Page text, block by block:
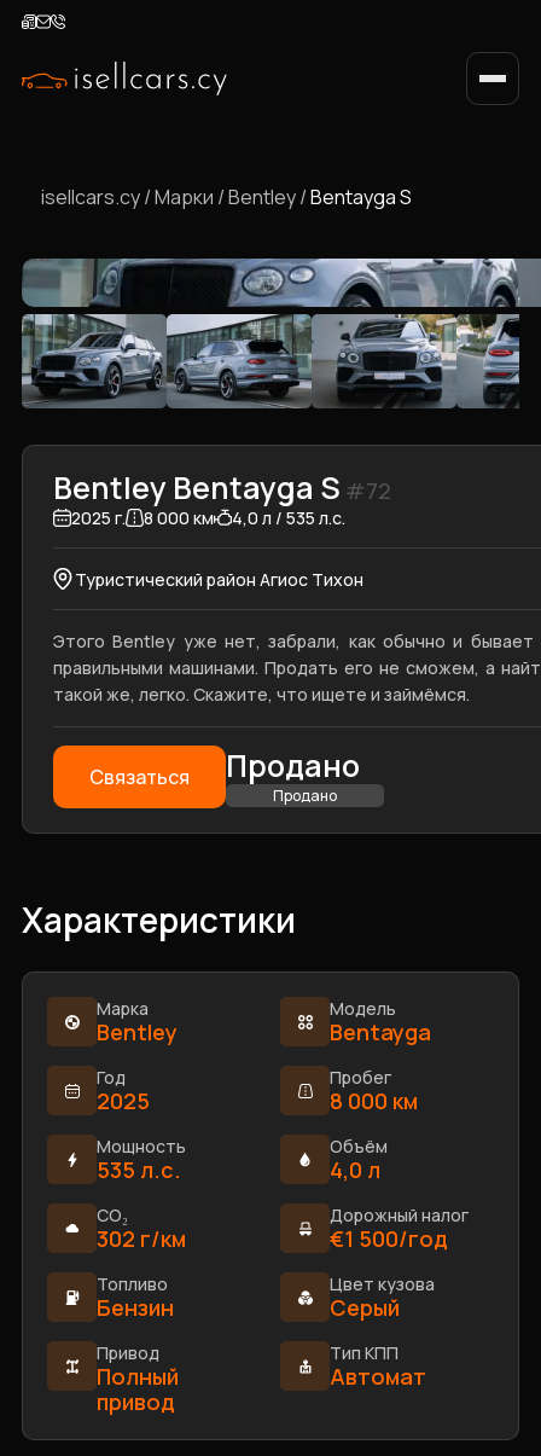
isellcars.cy/Марки /Bentley/Bentayga S
Bentley Bentayga S #72
2025 г. 8 000 км 4,0 л / 535 л.с.
Туристический район Агиос Тихон
Этого Bentley уже нет, забрали, как обычно и бывает
правильными машинами. Продать его не сможем, а
такой же, легко. Скажите, что ищете и займёмся.
Связаться Продано
Продано
Характеристики
Марка
Bentley
Модель
Bentayga
Год
2025
Пробег
8 000 км
Мощность
535 л.с.
Объём
4,0 л
CO₂
302 г/км
Дорожный налог
€1 500/год
Топливо
Бензин
Цвет кузова
Серый
Привод
Полный
привод
Тип КПП
Автомат